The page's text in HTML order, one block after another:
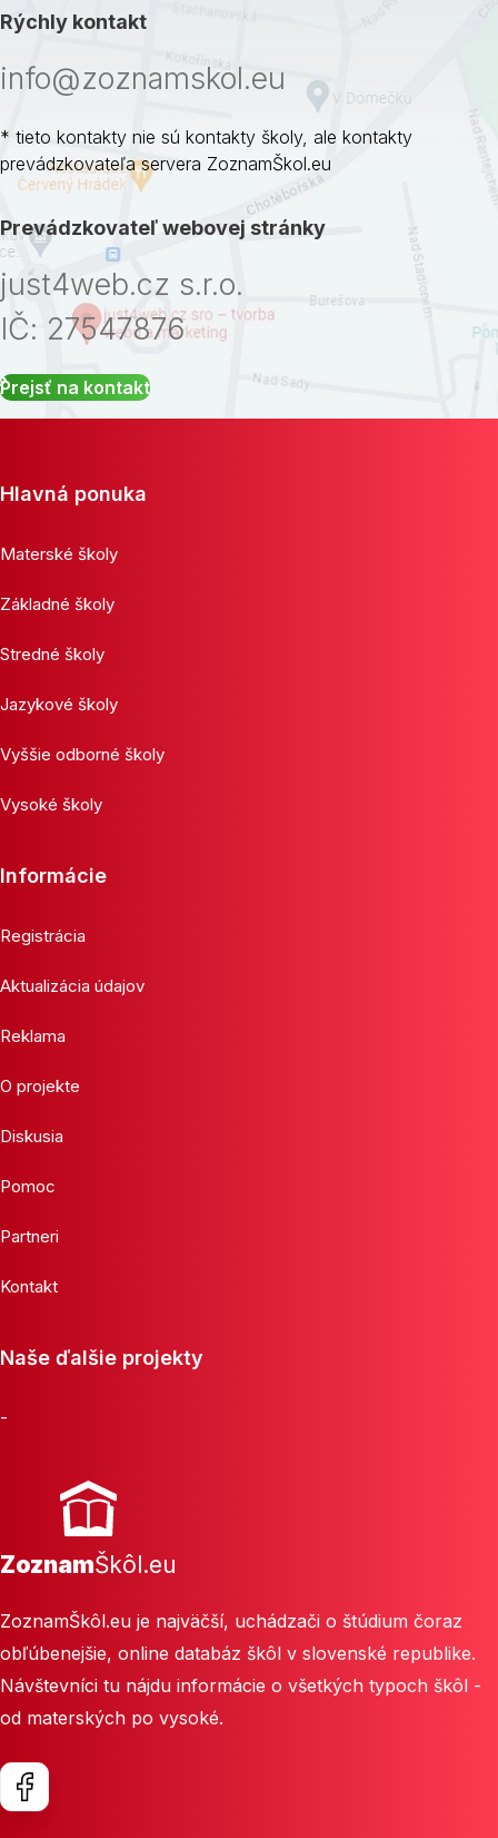
Rýchly kontakt
info@zoznamskol.eu
* tieto kontakty nie sú kontakty školy, ale kontakty
prevádzkovateľa servera ZoznamŠkol.eu
Prevádzkovateľ webovej stránky
just4web.cz s.r.o.
IČ: 27547876
Prejsť na kontakt
Hlavná ponuka
Materské školy
Základné školy
Stredné školy
Jazykové školy
Vyššie odborné školy
Vysoké školy
Informácie
Registrácia
Aktualizácia údajov
Reklama
O projekte
Diskusia
Pomoc
Partneri
Kontakt
Naše ďalšie projekty
-
ZoznamŠkôl.eu
ZoznamŠkôl.eu je najväčší, uchádzači o štúdium čoraz
obľúbenejšie, online databáz škôl v slovenské republike.
Návštevníci tu nájdu informácie o všetkých typoch škôl -
od materských po vysoké.